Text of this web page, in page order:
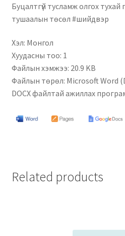
Буцалтгүй тусламж олгох тухай
тушаалын төсөл #шийдвэр
Хэл: Монгол
Хуудасны тоо: 1
Файлын хэмжээ: 20.9 KB
Файлын төрөл: Microsoft Word
DOCX файлтай ажиллах
Related products